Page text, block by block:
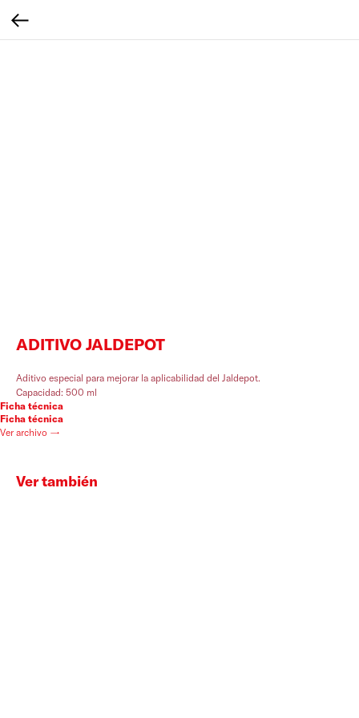
ADITIVO JALDEPOT
Aditivo especial para mejorar la aplicabilidad del Jaldepot.
Capacidad: 500 ml
Ficha técnica
Ficha técnica
Ver archivo →
Ver también